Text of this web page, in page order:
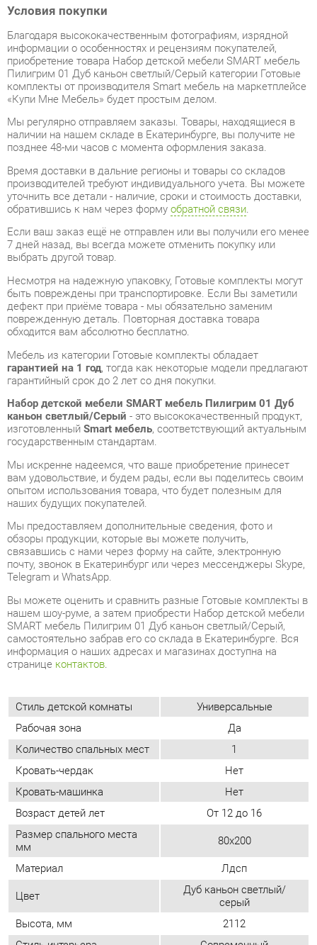
информации о особенностях и рецензиям покупателей,
приобретение товара Набор детской мебели SMART мебель
Пилигрим 01 Дуб каньон светлый/Серый категории Готовые
комплекты от производителя Smart мебель на маркетплейсе
«Купи Мне Мебель» будет простым делом.
Мы регулярно отправляем заказы. Товары, находящиеся в
наличии на нашем складе в Екатеринбурге, вы получите не
позднее 48-ми часов с момента оформления заказа.
Время доставки в дальние регионы и товары со складов
производителей требуют индивидуального учета. Вы можете
уточнить все детали - наличие, сроки и стоимость доставки,
Если ваш заказ ещё не отправлен или вы получили его менее
7 дней назад, вы всегда можете отменить покупку или
выбрать другой товар.
Несмотря на надежную упаковку, Готовые комплекты могут
быть повреждены при транспортировке. Если Вы заметили
дефект при приёме товара - мы обязательно заменим
обходится вам абсолютно бесплатно.
Мебель из категории Готовые комплекты обладает
гарантией на 1 год, тогда как некоторые модели предлагают
гарантийный срок до 2 лет со дня покупки.
Набор детской мебели SMART мебель Пилигрим 01 Дуб
каньон светлый/Серый- это высококачественный продукт,
изготовленныйSmart мебель, соответствующий актуальным
государственным стандартам.
Мы искренне надеемся, что ваше приобретение принесет
вам удовольствие, и будем рады, если вы поделитесь своим
опытом использования товара, что будет полезным для
наших будущих покупателей.
Мы предоставляем дополнительные сведения, фото и
обзоры продукции, которые вы можете получить,
связавшись с нами через форму на сайте, электронную
почту, звонок в Екатеринбург или через мессенджеры Skype,
Вы можете оценить и сравнить разные Готовые комплекты в
нашем шоу-руме, а затем приобрести Набор детской мебели
SMART мебель Пилигрим 01 Дуб каньон светлый/Серый,
самостоятельно забрав его со склада в Екатеринбурге. Вся
информация о наших адресах и магазинах доступна на
страницеконтактов.
Стиль детской комнаты Универсальные
Рабочая зона
Да
Кровать-чердак
Кровать-машинка
Нет
Возраст детей лет
От 12 до 16
Размер спального места
мм 80х200
Материал Лдсп
Цвет
Дуб каньон светлый/
серый
Высота, мм
2112
Стиль интерьера
Современный
Пока нет отзывов, поделитесь первым своим мнением.